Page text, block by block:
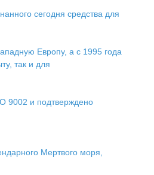
сегодня средства для
Европу, а с 1995 года
так и для
9002 и подтверждено
Мертвого моря,